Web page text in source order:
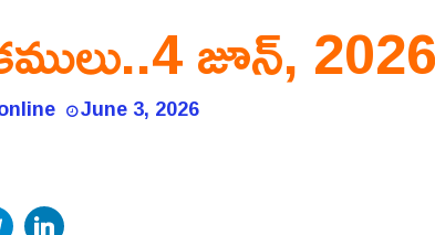
జూన్, 2026
June 3, 2026
Telegram